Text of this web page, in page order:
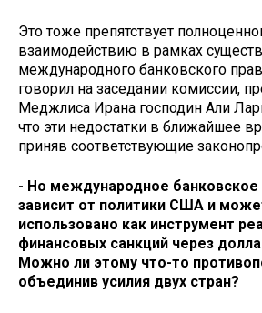
Это тоже препятствует
взаимодействию в рамках
международного банковского
говорил на заседании комиссии,
Меджлиса Ирана господин Али
что эти недостатки в ближайшее
приняв соответствующие
- Но международное банковское
зависит от политики США и
использовано как инструмент
финансовых санкций через
Можно ли этому что-то
объединив усилия двух стран?